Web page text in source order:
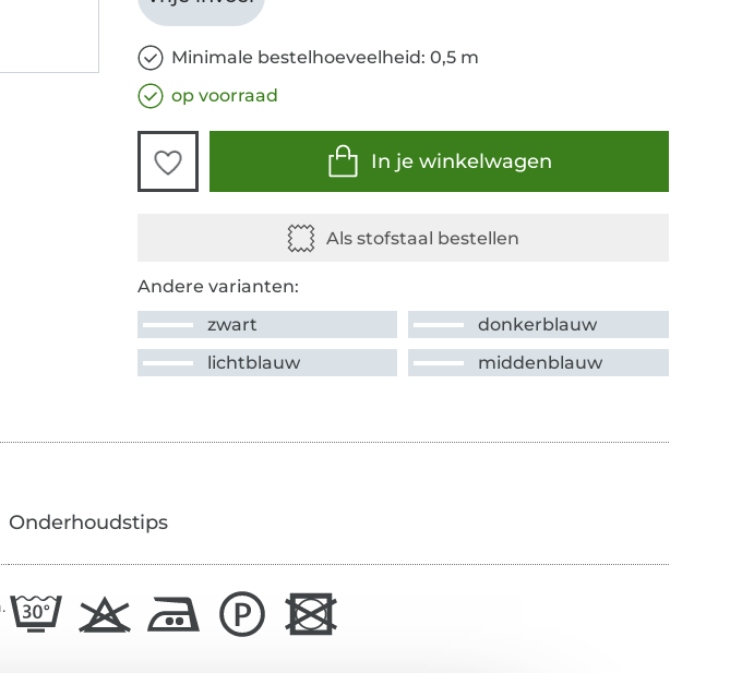
Minimale bestelhoeveelheid: 0,5 m
op voorraad
In je winkelwagen
Andere varianten:
zwart
donkerblauw
lichtblauw
middenblauw
Onderhoudstips